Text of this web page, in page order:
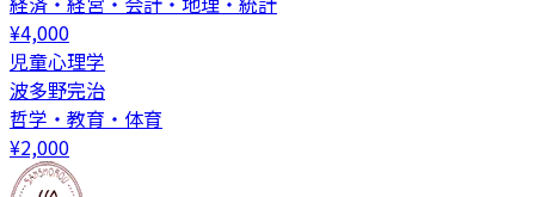
¥4,000
児童心理学
波多野完治
哲学・教育・体育
¥2,000